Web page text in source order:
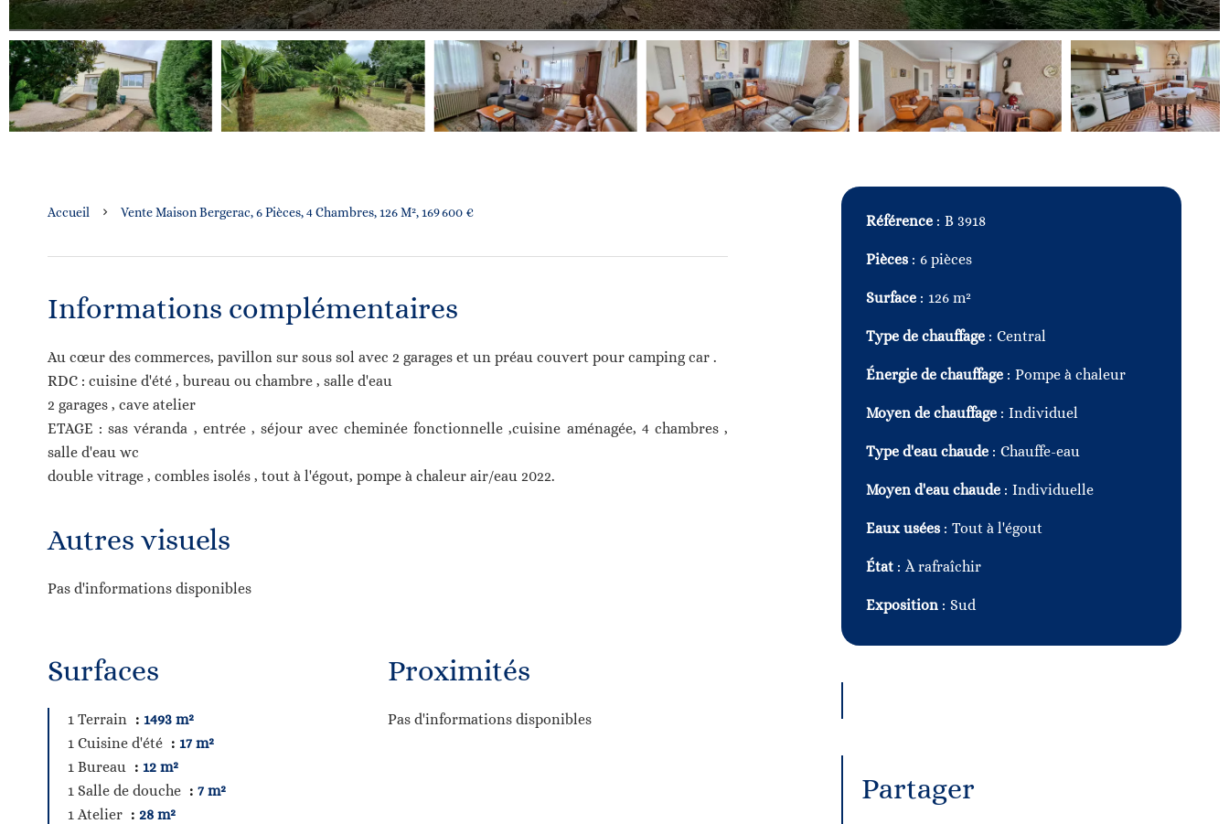
Accueil Vente Maison Bergerac, 6 Pièces, 4 Chambres, 126 M², 169 600 €
Informations complémentaires
Au cœur des commerces, pavillon sur sous sol avec 2 garages et un préau couvert pour camping car .
RDC : cuisine d'été , bureau ou chambre , salle d'eau
2 garages , cave atelier
ETAGE : sas véranda , entrée , séjour avec cheminée fonctionnelle ,cuisine aménagée, 4 chambres ,
salle d'eau wc
double vitrage , combles isolés , tout à l'égout, pompe à chaleur air/eau 2022.
Autres visuels
Pas d'informations disponibles
Surfaces
1 Terrain
1493 m²
1 Cuisine d'été
17 m²
1 Bureau
12 m²
1 Salle de douche
7 m²
1 Atelier
28 m²
Proximités
Pas d'informations disponibles
Référence B 3918
Pièces 6 pièces
Surface 126 m²
Type de chauffage Central
Énergie de chauffage Pompe à chaleur
Moyen de chauffage Individuel
Type d'eau chaude Chauffe-eau
Moyen d'eau chaude Individuelle
Eaux usées Tout à l'égout
État À rafraîchir
Exposition Sud
Partager